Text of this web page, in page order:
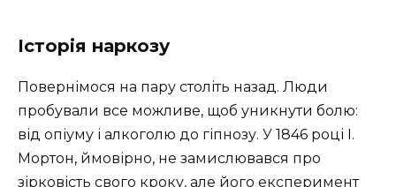
Історія наркозу
Повернімося на пару століть назад. Люди
пробували все можливе, щоб уникнути болю:
від опіуму і алкоголю до гіпнозу. У 1846 році І.
Мортон, ймовірно, не замислювався про
зірковість свого кроку, але його експеримент